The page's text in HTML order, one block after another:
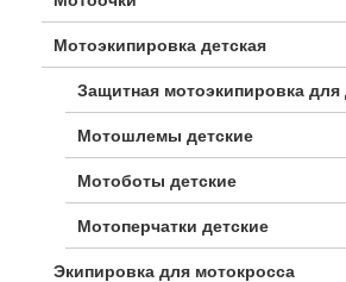
Мотоэкипировка детская
Защитная мотоэкипировка для
Мотошлемы детские
Мотоботы детские
Мотоперчатки детские
Экипировка для мотокросса